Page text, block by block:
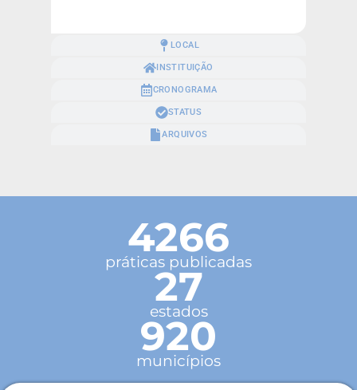
LOCAL
INSTITUIÇÃO
CRONOGRAMA
STATUS
ARQUIVOS
4266
práticas publicadas
27
estados
920
municípios